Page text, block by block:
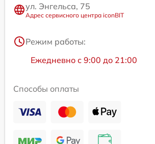
ул. Энгельса, 75
Адрес сервисного центра iconBIT
Режим работы:
Ежедневно с 9:00 до 21:00
Способы оплаты